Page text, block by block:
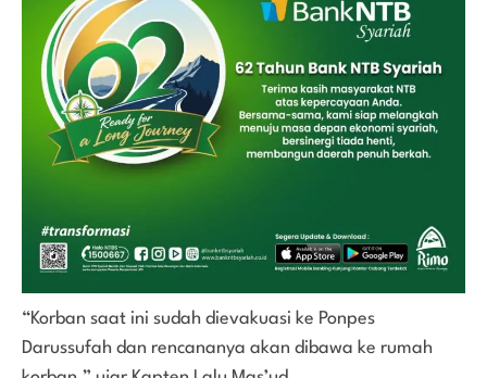
“Korban saat ini sudah dievakuasi ke Ponpes
Darussufah dan rencananya akan dibawa ke rumah